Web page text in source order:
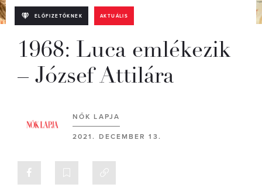
ELŐFIZETŐKNEK AKTUÁLIS
1968: Luca emlékezik
– József Attilára
NŐK LAPJA
2021. DECEMBER 13.